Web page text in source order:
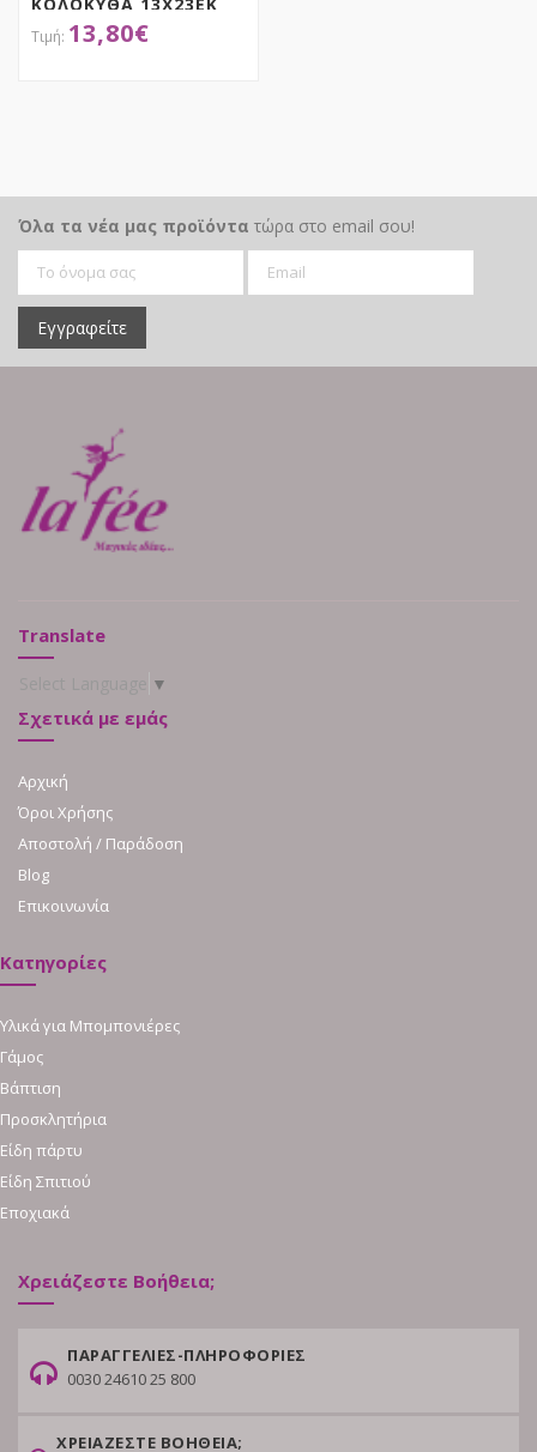
13,80€
Όλα τα νέα μας προϊόντα τώρα στο email σου!
Εγγραφείτε
Translate
▼
Σχετικά με εμάς
Αρχική
Όροι Χρήσης
Αποστολή / Παράδοση
Blog
Επικοινωνία
Κατηγορίες
Υλικά για Μπομπονιέρες
Γάμος
Βάπτιση
Προσκλητήρια
Είδη πάρτυ
Είδη Σπιτιού
Εποχιακά
Χρειάζεστε Βοήθεια;
ΠΑΡΑΓΓΕΛΙΕΣ-ΠΛΗΡΟΦΟΡΙΕΣ
0030 24610 25 800
ΧΡΕΙΑΖΕΣΤΕ ΒΟΗΘΕΙΑ;